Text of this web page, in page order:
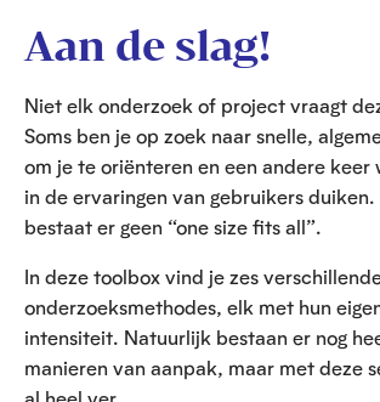
Aan de slag!
Niet elk onderzoek of project vraagt
Soms ben je op zoek naar snelle,
om je te oriënteren en een andere keer
in de ervaringen van gebruikers
bestaat er geen “one size fits all”.
In deze toolbox vind je zes
onderzoeksmethodes, elk met hun
intensiteit. Natuurlijk bestaan er nog
manieren van aanpak, maar met deze